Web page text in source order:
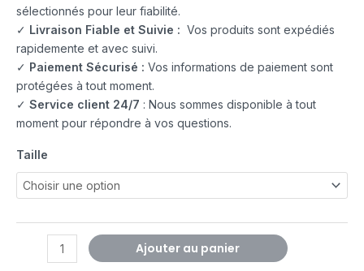
sélectionnés pour leur fiabilité.
✓ Livraison Fiable et Suivie : Vos produits sont expédiés
rapidemente et avec suivi.
✓ Paiement Sécurisé : Vos informations de paiement sont
protégées à tout moment.
✓ Service client 24/7 : Nous sommes disponible à tout
moment pour répondre à vos questions.
Taille
Ajouter au panier